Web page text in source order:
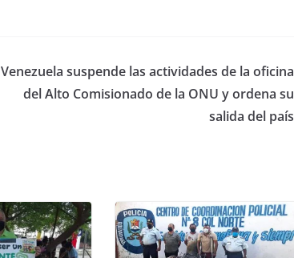
Venezuela suspende las actividades de la oficina
del Alto Comisionado de la ONU y ordena su
salida del país